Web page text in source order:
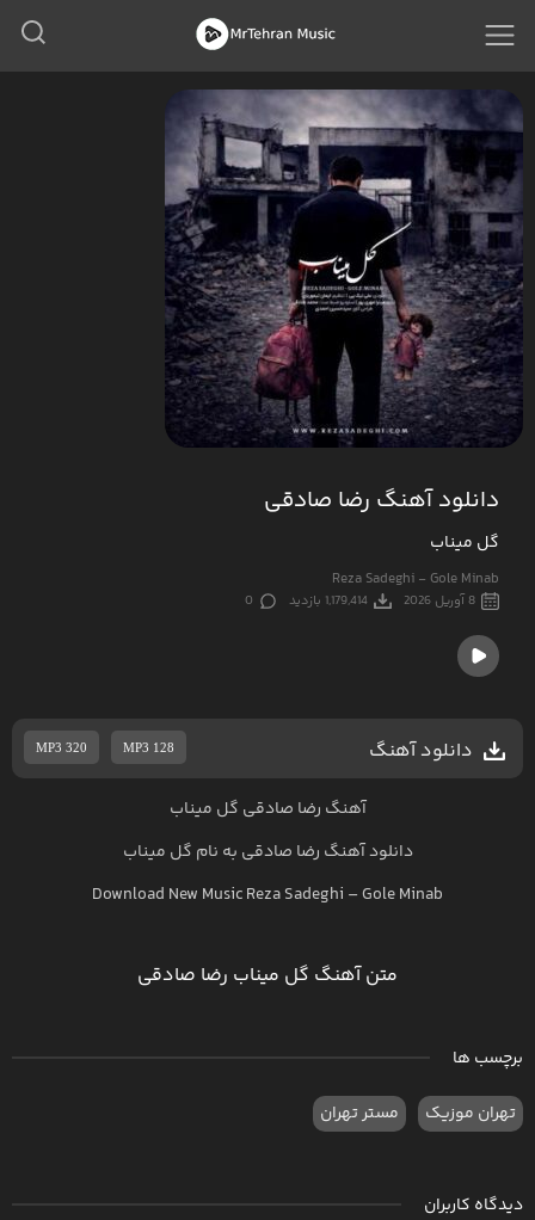
دانلود آهنگ رضا صادقی
گل میناب
Reza Sadeghi - Gole Minab
8 آوریل 2026 1,179,414 بازدید 0
دانلود آهنگ MP3 320 MP3 128
آهنگ رضا صادقی گل میناب
دانلود آهنگ رضا صادقی به نام گل میناب
Download New MusicReza Sadeghi –Gole Minab
متن آهنگ گل میناب رضا صادقی
برچسب ها
تهران موزیک مستر تهران
دیدگاه کاربران